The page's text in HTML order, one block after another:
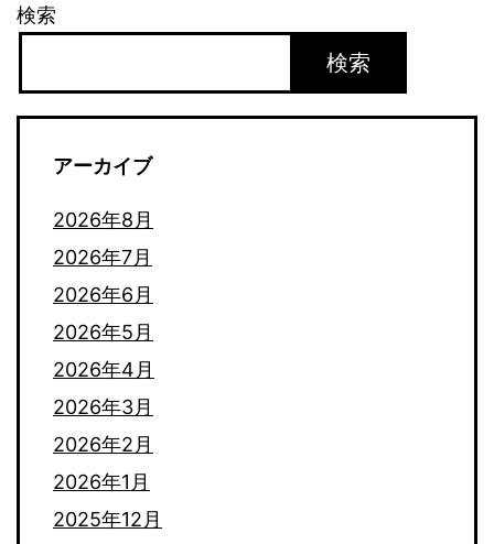
検索
検索
アーカイブ
2026年8月
2026年7月
2026年6月
2026年5月
2026年4月
2026年3月
2026年2月
2026年1月
2025年12月